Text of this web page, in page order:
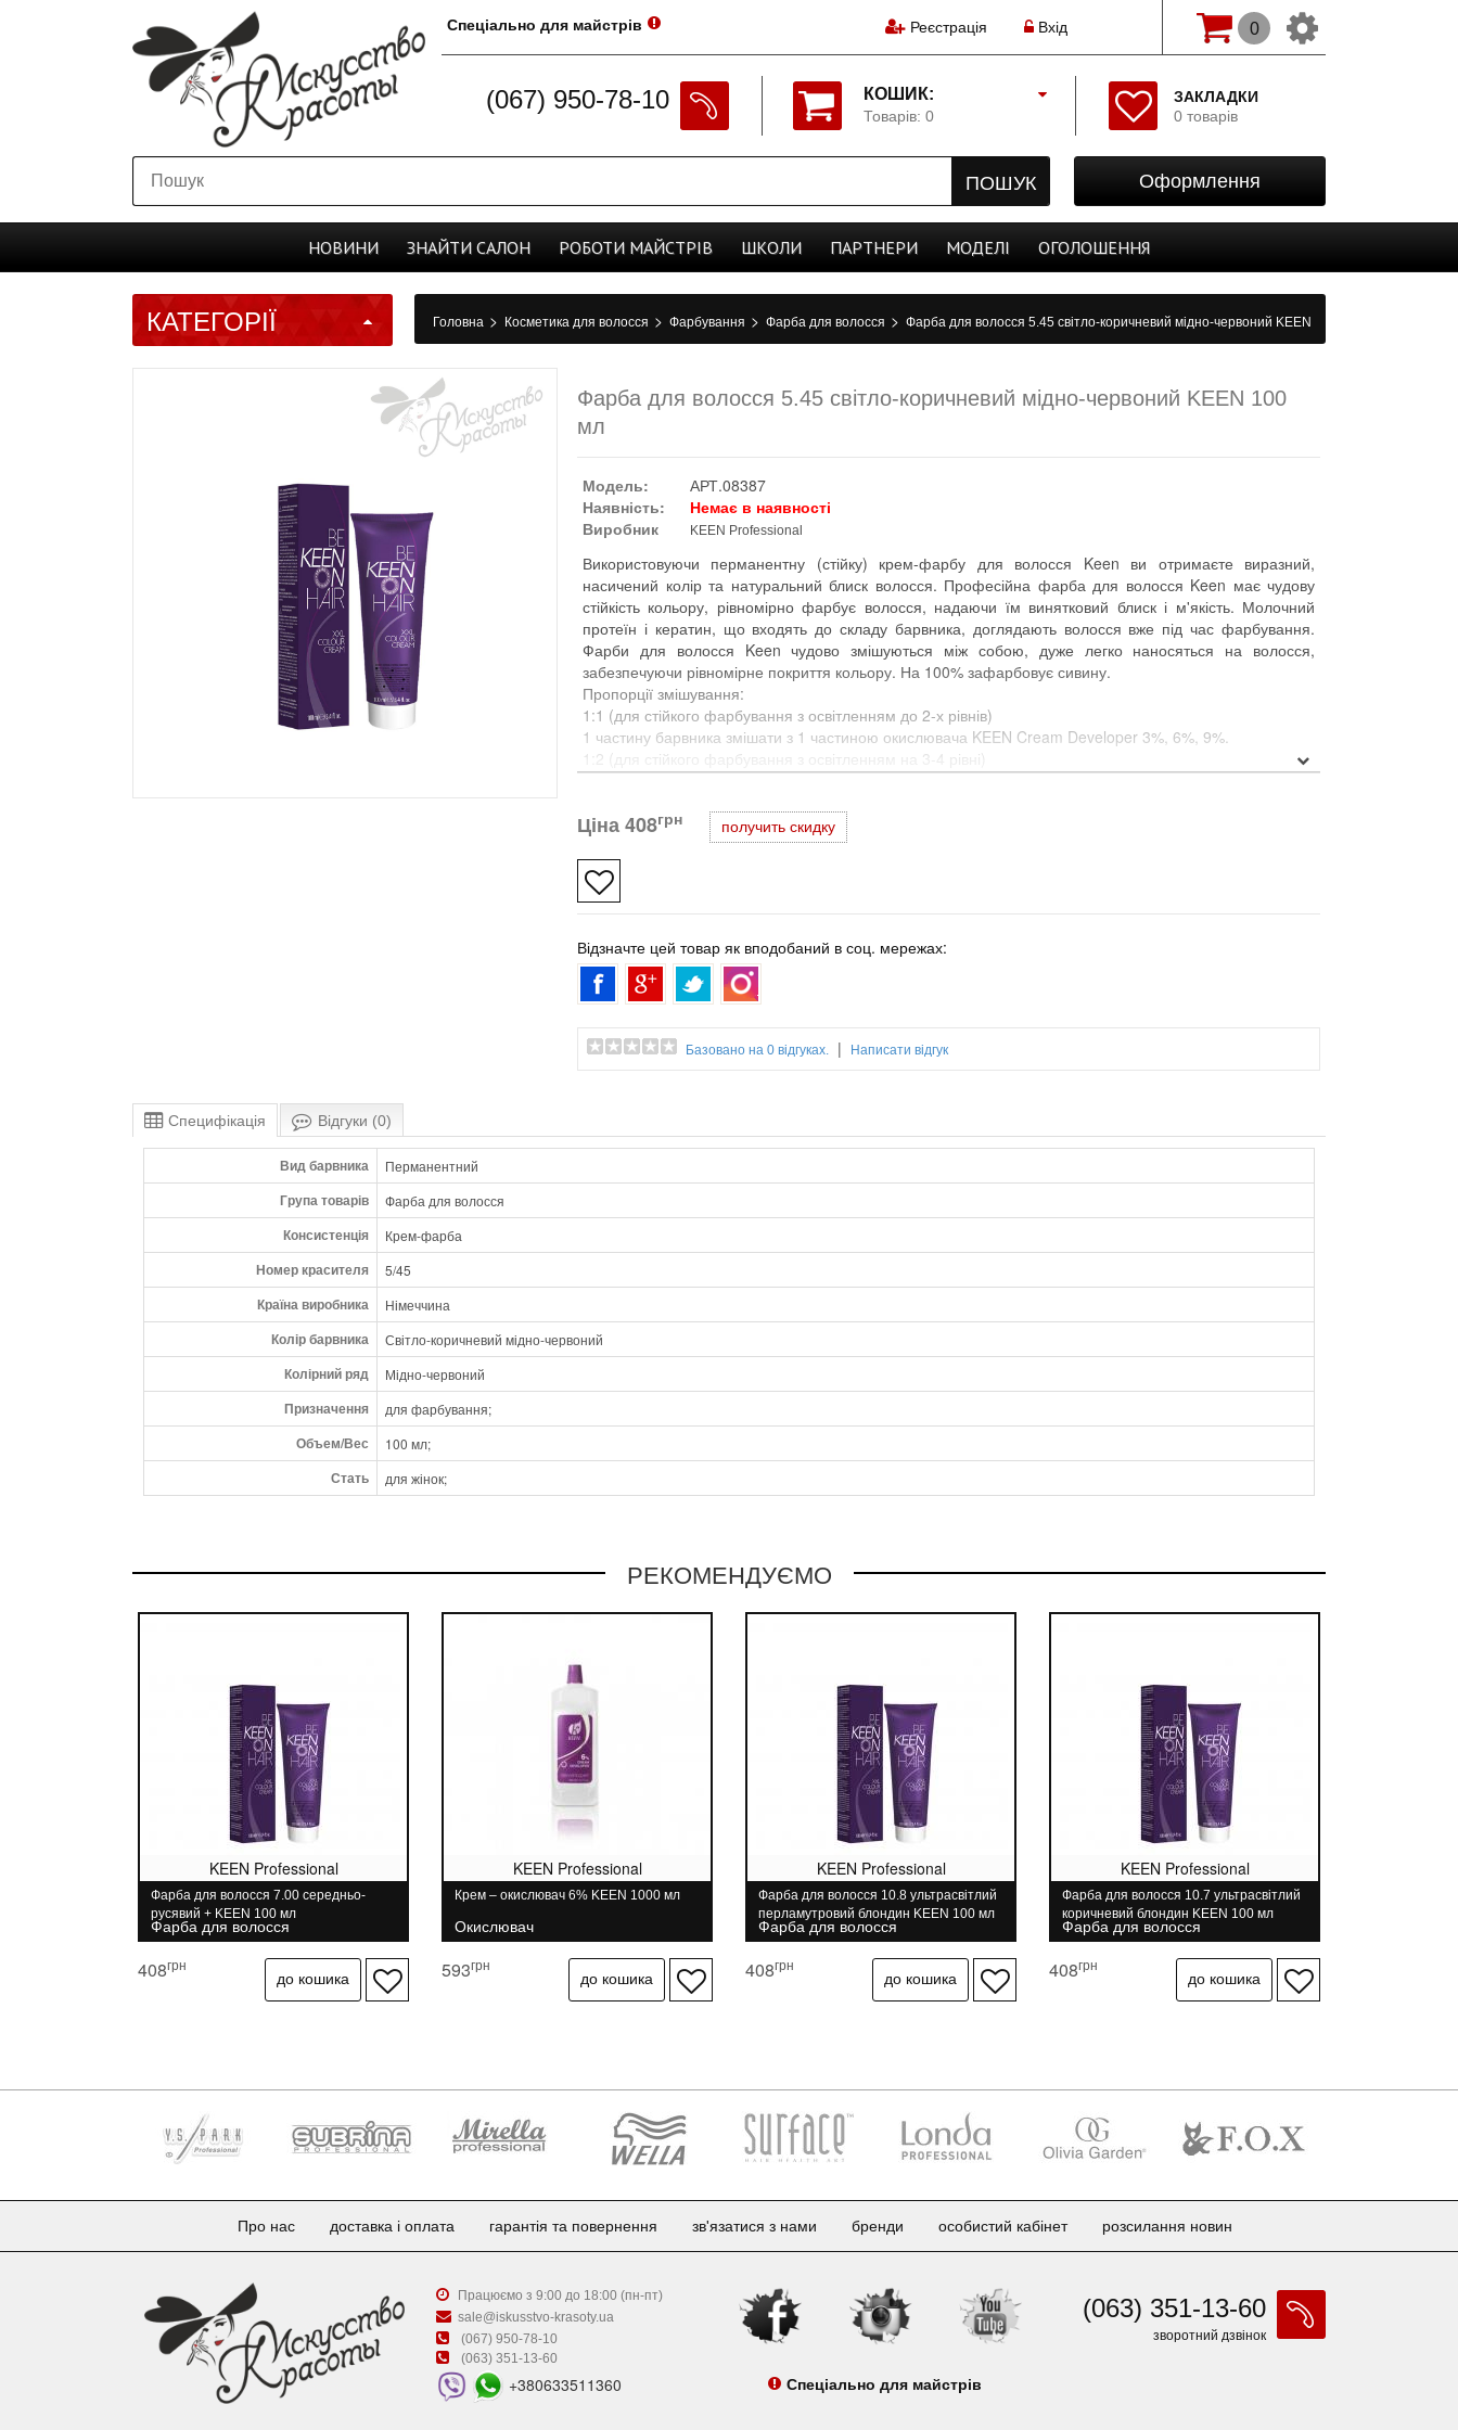
Реєстрація Вхід
Спеціально для майстрів
КОШИК:
Товарів: 0
ПОШУК
(067) 950-78-10
Оформлення
ЗАКЛАДКИ
0 товарів
0
Початок
Реєстрація
Закладки
НОВИНИ ЗНАЙТИ CАЛОН РОБОТИ МАЙСТРІВ ШКОЛИ ПАРТНЕРИ МОДЕЛІ ОГОЛОШЕННЯ
КАТЕГОРІЇ Головна > Косметика для волосся > Фарбування > Фарба для волосся > Фарба для волосся 5.45 світло-коричневий мідно-червоний KEEN
Фарба для волосся 5.45 світло-коричневий мідно-червоний KEEN 100
мл
Модель:
АРТ.08387
Наявність:
Немає в наявності
Виробник
KEEN Professional
Використовуючи перманентну (стійку) крем-фарбу для волосся Keen ви отримаєте виразний,
насичений колір та натуральний блиск волосся. Професійна фарба для волосся Keen має чудову
стійкість кольору, рівномірно фарбує волосся, надаючи їм винятковий блиск і м'якість. Молочний
протеїн і кератин, що входять до складу барвника, доглядають волосся вже під час фарбування.
Фарби для волосся Keen чудово змішуються між собою, дуже легко наносяться на волосся,
забезпечуючи рівномірне покриття кольору. На 100% зафарбовує сивину.
Пропорції змішування:
1:1 (для стійкого фарбування з освітленням до 2-х рівнів)
1 частину барвника змішати з 1 частиною окислювача KEEN Cream Developer 3%, 6%, 9%.
1:2 (для стійкого фарбування з освітленням на 3-4 рівні)
1 частину барвника змішати із 2 частинами окислювача KEEN Cream Developer 12%.
Ціна408грн получить скидку
Відзначте цей товар як вподобаний в соц. мережах:
Базовано на 0 відгуках. | Написати відгук
Специфікація Відгуки (0)
Вид барвника Перманентний
Група товарів Фарба для волосся
Консистенція Крем-фарба
Номер красителя 5/45
Країна виробника Німеччина
Колір барвника Світло-коричневий мідно-червоний
Колірний ряд Мідно-червоний
Призначення для фарбування;
Объем/Вес 100 мл;
Стать для жінок;
РЕКОМЕНДУЄМО
KEEN Professional
Фарба для волосся 7.00 середньо-
русявий + KEEN 100 мл
Фарба для волосся
408грн
KEEN Professional
Крем – окислювач 6% KEEN 1000 мл
Окислювач
593грн
KEEN Professional
Фарба для волосся 10.8 ультрасвітлий
перламутровий блондин KEEN 100 мл
Фарба для волосся
408грн
KEEN Professional
Фарба для волосся 10.7 ультрасвітлий
коричневий блондин KEEN 100 мл
Фарба для волосся
408грн
Про нас доставка і оплата гарантія та повернення зв'язатися з нами бренди особистий кабінет розсилання новин
Працюємо з 9:00 до 18:00 (пн-пт)
sale@iskusstvo-krasoty.ua
(067) 950-78-10
(063) 351-13-60
+380633511360 Спеціально для майстрів
(063) 351-13-60
зворотний дзвінок